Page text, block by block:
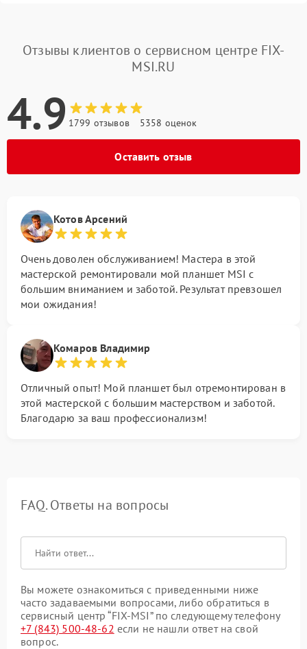
Отзывы клиентов о сервисном центре FIX-
MSI.RU
4.9 1799 отзывов 5358 оценок
Оставить отзыв
Котов Арсений
Очень доволен обслуживанием! Мастера в этой
мастерской ремонтировали мой планшет MSI с
большим вниманием и заботой. Результат превзошел
мои ожидания!
Комаров Владимир
Отличный опыт! Мой планшет был отремонтирован в
этой мастерской с большим мастерством и заботой.
Благодарю за ваш профессионализм!
FAQ. Ответы на вопросы
Вы можете ознакомиться с приведенными ниже
часто задаваемыми вопросами, либо обратиться в
сервисный центр “FIX-MSI” по следующему телефону
+7 (843) 500-48-62 если не нашли ответ на свой
вопрос.